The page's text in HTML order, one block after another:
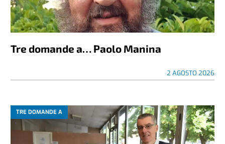
Tre domande a… Paolo Manina
2 AGOSTO 2026
TRE DOMANDE A